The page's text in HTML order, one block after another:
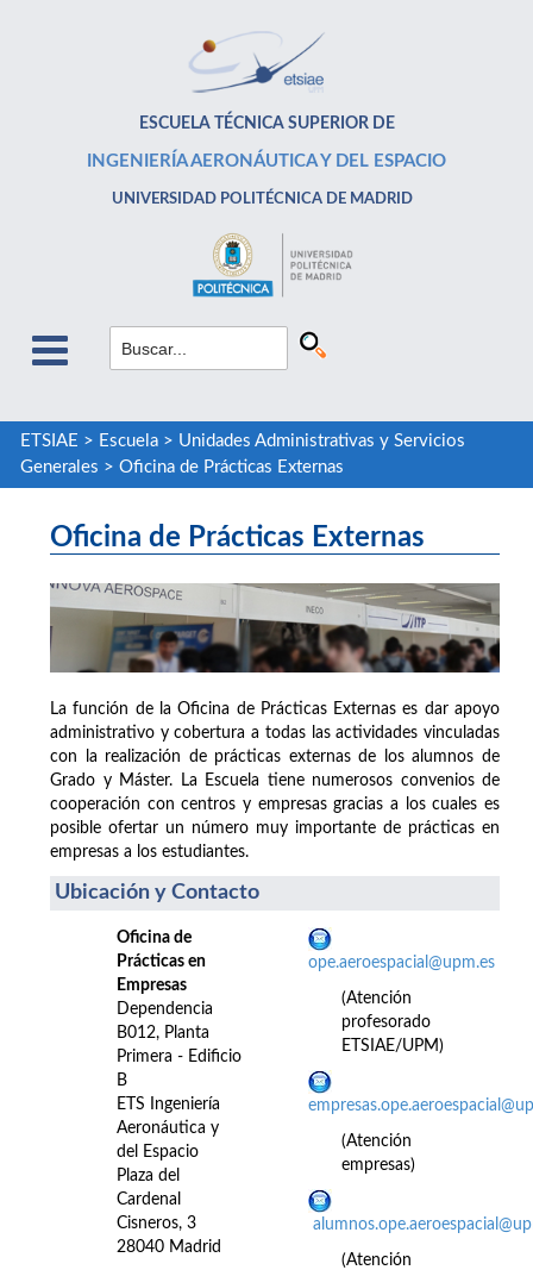
ESCUELA TÉCNICA SUPERIOR DE
INGENIERÍA AERONÁUTICA Y DEL ESPACIO
UNIVERSIDAD POLITÉCNICA DE MADRID
ETSIAE > Escuela> Unidades Administrativas y Servicios
Generales > Oficina de Prácticas Externas
Oficina de Prácticas Externas
La función de la Oficina de Prácticas Externas es dar apoyo
administrativo y cobertura a todas las actividades vinculadas
con la realización de prácticas externas de los alumnos de
Grado y Máster. La Escuela tiene numerosos convenios de
cooperación con centros y empresas gracias a los cuales es
posible ofertar un número muy importante de prácticas en
empresas a los estudiantes.
Ubicación y Contacto
Oficina de
Prácticas en
Empresas
Dependencia
B012, Planta
Primera - Edificio
B
ETS Ingeniería
Aeronáutica y
del Espacio
Plaza del
Cardenal
Cisneros, 3
28040 Madrid
ope.aeroespacial@upm.es
(Atención
profesorado
ETSIAE/UPM)
(Atención
empresas)
(Atención